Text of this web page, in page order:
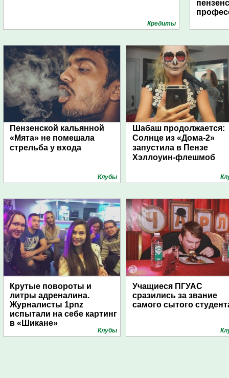
Кредиты
Пензенской кальянной
«Мята» не помешала
стрельба у входа
Клубы
Шабаш продолжается:
Солнце из «Дома-2»
запустила в Пензе
Хэллоуин-флешмоб
Крутые повороты и
литры адреналина.
Журналисты 1pnz
испытали на себе картинг
в «Шикане»
Клубы
Учащиеся ПГУАС
сразились за звание
самого сытого